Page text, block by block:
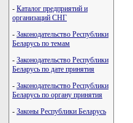
- Каталог предприятий и
организаций СНГ
- Законодательство Республики
Беларусь по темам
- Законодательство Республики
Беларусь по дате принятия
- Законодательство Республики
Беларусь по органу принятия
- Законы Республики Беларусь